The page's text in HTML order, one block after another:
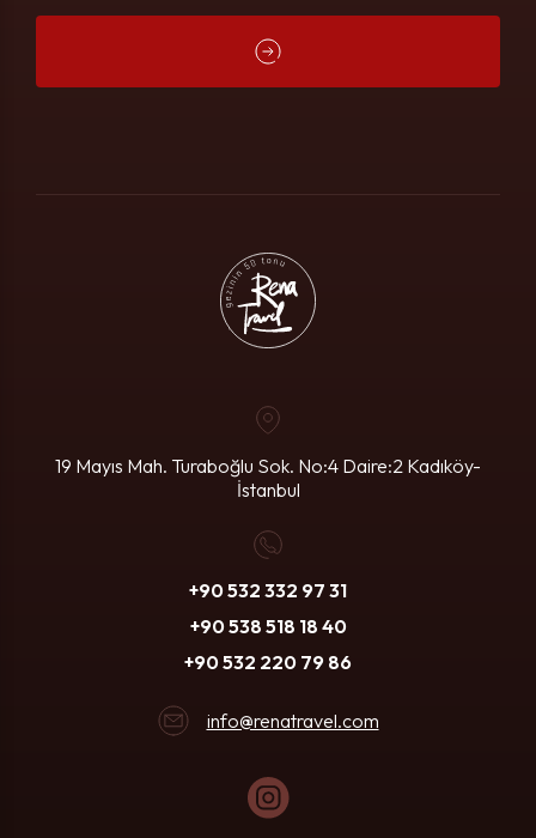
19 Mayıs Mah. Turaboğlu Sok. No:4 Daire:2 Kadıköy-
İstanbul
+90 532 332 97 31
+90 538 518 18 40
+90 532 220 79 86
info@renatravel.com